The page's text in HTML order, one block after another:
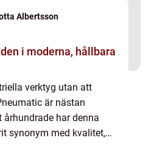
Albertsson
verktyg utan att
är nästan
har denna
synonym med kvalitet,